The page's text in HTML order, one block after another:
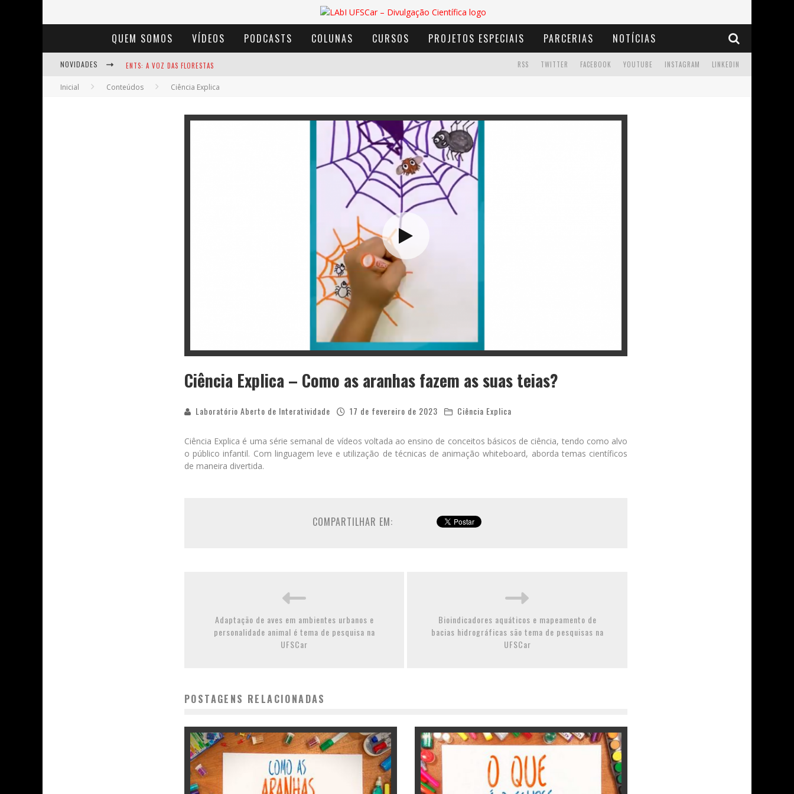
QUEM SOMOS VÍDEOS PODCASTS COLUNAS CURSOS PROJETOS ESPECIAIS PARCERIAS NOTÍCIAS
NOVIDADES ENTS: A VOZ DAS FLORESTAS
NOTÁVEIS: BERTHA LUTZ
BAÚ DE HISTÓRIAS - A JAMAIS IMAGINADA AVENTURA COM OS MOINHOS DE VENTO
LINKEDIN
INSTAGRAM
YOUTUBE
FACEBOOK
TWITTER
RSS
Inicial Conteúdos Ciência Explica
Ciência Explica – Como as aranhas fazem as suas teias?
Laboratório Aberto de Interatividade 17 de fevereiro de 2023 Ciência Explica
Ciência Explica é uma série semanal de vídeos voltada ao ensino de conceitos básicos de ciência, tendo como alvo
o público infantil. Com linguagem leve e utilização de técnicas de animação whiteboard, aborda temas científicos
de maneira divertida.
COMPARTILHAR EM:
Adaptação de aves em ambientes urbanos e
personalidade animal é tema de pesquisa na
UFSCar
Bioindicadores aquáticos e mapeamento de
bacias hidrográficas são tema de pesquisas na
UFSCar
POSTAGENS RELACIONADAS